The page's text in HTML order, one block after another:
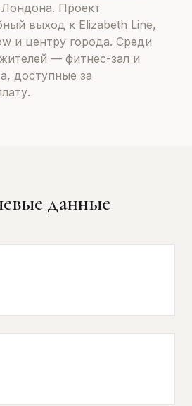
Проект
выход к Elizabeth Line,
и центру города. Среди
— фитнес-зал и
доступные за
данные